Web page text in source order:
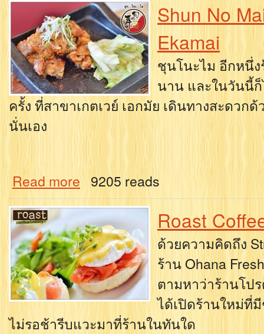
Shun No
Ekamai
ชุนโนะไม อีกหนึ่
นาน และในวันนี้
ครั้ง ที่สาขาเกตเวย์ เอกมัย เดินทางสะดวก
นั่นเอง
Read more 9205 reads
Roast
ด้วยความคิดถึง
ร้าน Ohana
ตามหาว่าร้านโป
ได้เปิดร้านใหม่ที่
ไม่รอช้ารีบแวะมาที่ร้านในทันใด